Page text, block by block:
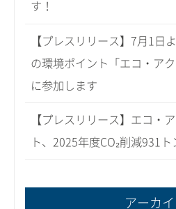
す！
【プレスリリース】7月1日
の環境ポイント「エコ・ア
に参加します
【プレスリリース】エコ・
ト、2025年度CO₂削減931ト
アーカ